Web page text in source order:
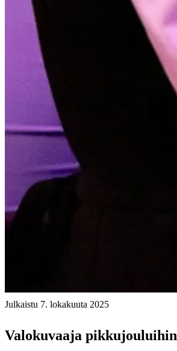
Julkaistu 7. lokakuuta 2025
Valokuvaaja pikkujouluihin